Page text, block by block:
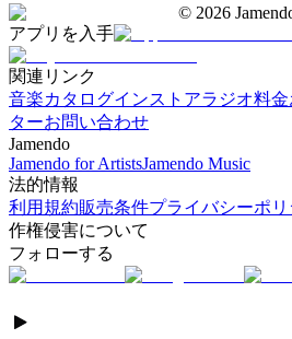
© 2026
アプリを入手
関連リンク
音楽カタログインストアラジオ料金
ターお問い合わせ
Jamendo
Jamendo for ArtistsJamendo Music
法的情報
利用規約販売条件プライバシーポリ
作権侵害について
フォローする